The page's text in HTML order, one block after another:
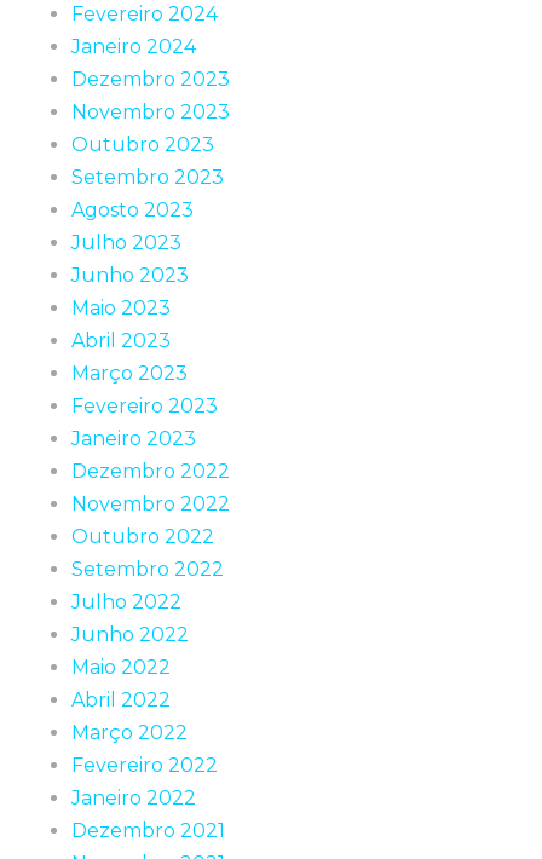
Fevereiro 2024
Janeiro 2024
Dezembro 2023
Novembro 2023
Outubro 2023
Setembro 2023
Agosto 2023
Julho 2023
Junho 2023
Maio 2023
Abril 2023
Março 2023
Fevereiro 2023
Janeiro 2023
Dezembro 2022
Novembro 2022
Outubro 2022
Setembro 2022
Julho 2022
Junho 2022
Maio 2022
Abril 2022
Março 2022
Fevereiro 2022
Janeiro 2022
Dezembro 2021